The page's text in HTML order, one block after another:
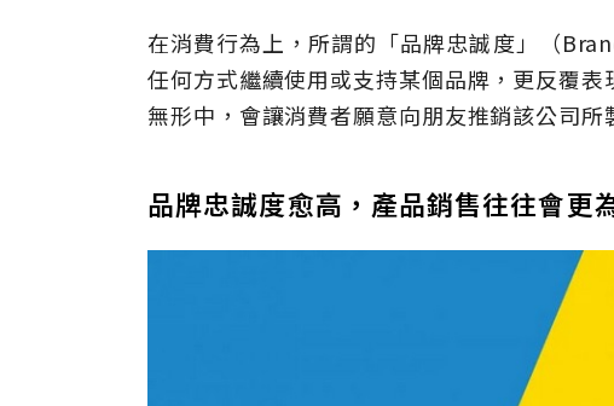
在消費行為上，所謂的「品牌忠誠度」（
任何方式繼續使用或支持某個品牌，更反覆
無形中，會讓消費者願意向朋友推銷該公司所
品牌忠誠度愈高，產品銷售往往會更